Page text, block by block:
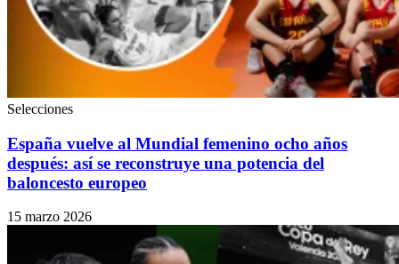
Selecciones
España vuelve al Mundial femenino ocho años
después: así se reconstruye una potencia del
baloncesto europeo
15 marzo 2026